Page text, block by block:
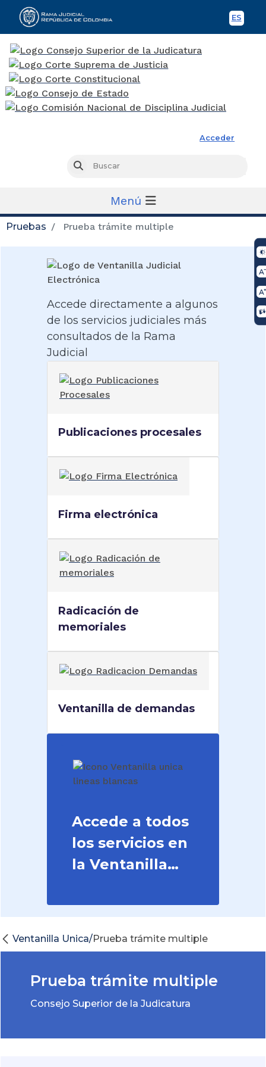
ES
Acceder
Buscar
Menú
Pruebas Prueba trámite multiple
Accede directamente a algunos
de los servicios judiciales más
consultados de la Rama
Judicial
Publicaciones procesales
Firma electrónica
Radicación de
memoriales
Ventanilla de demandas
Accede a todos
los servicios en
la Ventanilla
Ventanilla Unica/Prueba trámite multiple
Prueba trámite multiple
Consejo Superior de la Judicatura